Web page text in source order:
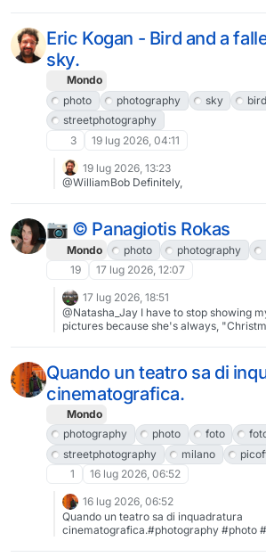
Eric Kogan - Bird and a
sky.
Mondo
photo
photography sky
streetphotography
3
19 lug 2026, 04:11
19 lug 2026, 13:23
@WilliamBob Definitely,
📷 ©️ Panagiotis Rokas
Mondo photo photography
19
17 lug 2026, 12:07
17 lug 2026, 18:51
@Natasha_Jay I have to stop showing
pictures because she's always,
Quando un teatro sa di
cinematografica.
Mondo
photography
photo foto
streetphotography
milano
1
16 lug 2026, 06:52
16 lug 2026, 06:52
Quando un teatro sa di inquadratura
cinematografica.#photography #photo